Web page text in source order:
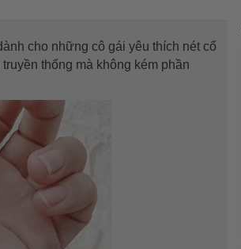
cho những cô gái yêu thích nét cổ
thống mà không kém phần